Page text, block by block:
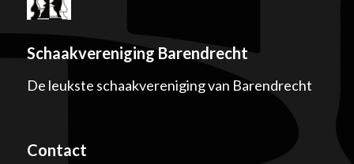
Schaakvereniging Barendrecht
De leukste schaakvereniging van Barendrecht
Contact